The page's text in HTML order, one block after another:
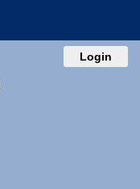
Login